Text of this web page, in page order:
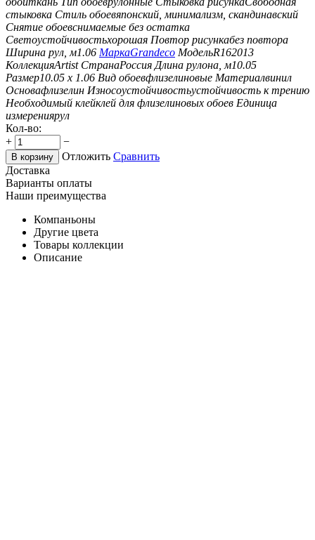
стыковка Стиль обоевяпонский, минимализм, скандинавский
Снятие обоевснимаемые без остатка
Светоустойчивостьхорошая Повтор рисункабез повтора
Ширина рул, м1.06 МаркаGrandeco МодельR162013
КоллекцияArtist СтранаРоссия Длина рулона, м10.05
Размер10.05 х 1.06 Вид обоевфлизелиновые Материалвинил
Основафлизелин Износоустойчивостьустойчивость к трению
Необходимый клейклей для флизелиновых обоев Единица
измерениярул
Кол-во:
+
−
В корзину Отложить Сравнить
Доставка
Варианты оплаты
Наши преимущества
Компаньоны
Другие цвета
Товары коллекции
Описание